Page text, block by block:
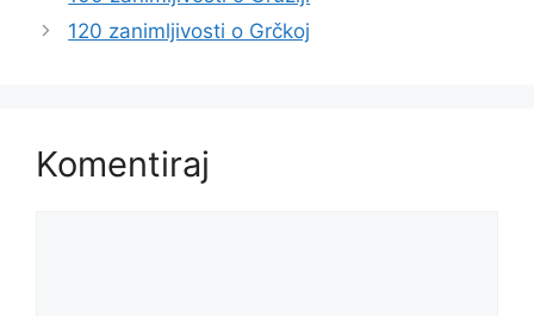
120 zanimljivosti o Grčkoj
Komentiraj